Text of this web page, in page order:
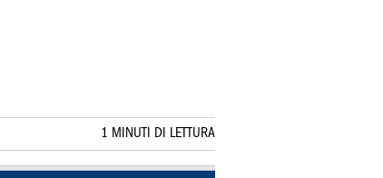
1 MINUTI DI LETTURA